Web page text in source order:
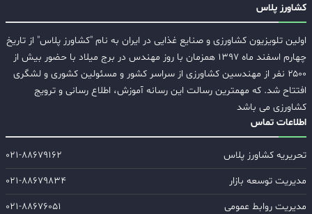
کشاورز پلاس
اولین تلویزیون کشاورزی و صنایع غذایی در ایران به نام "کشاورز پلاس" از تاریخ
چهارم اسفند ماه ۱۳۹۷ همزمان با روز مهندس در برج میلاد با حضور بیش از
۲۵۰۰ نفر از مهندسین کشاورزی از سراسر کشور و مسئولین کشوری و لشگری
افتتاح شد. که مهمترین رسالت این رسانه آموزش، اطلاع رسانی و ترویج
کشاورزی می باشد
اطلاعات تماس
تحریریه کشاورز پلاس
۰۲۱-۸۸۶۷۹۱۶۲
مدیریت توسعه بازار
۰۲۱-۸۸۶۷۹۸۳۴
مدیریت روابط عمومی
۰۲۱-۸۸۶۷۶۰۵۱